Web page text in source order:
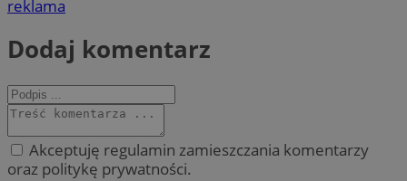
reklama
Dodaj komentarz
Akceptuję regulamin zamieszczania komentarzy
oraz politykę prywatności.